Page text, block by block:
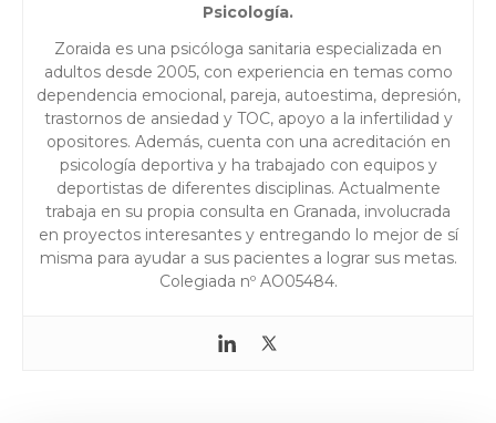
Psicología.
Zoraida es una psicóloga sanitaria especializada en
adultos desde 2005, con experiencia en temas como
dependencia emocional, pareja, autoestima, depresión,
trastornos de ansiedad y TOC, apoyo a la infertilidad y
opositores. Además, cuenta con una acreditación en
psicología deportiva y ha trabajado con equipos y
deportistas de diferentes disciplinas. Actualmente
trabaja en su propia consulta en Granada, involucrada
en proyectos interesantes y entregando lo mejor de sí
misma para ayudar a sus pacientes a lograr sus metas.
Colegiada nº AO05484.